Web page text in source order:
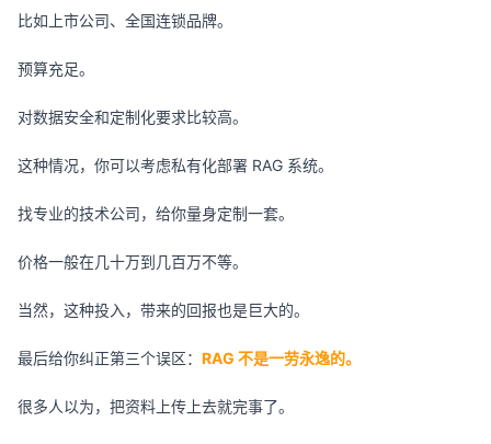
比如上市公司、全国连锁品牌。
预算充足。
对数据安全和定制化要求比较高。
这种情况，你可以考虑私有化部署 RAG 系统。
找专业的技术公司，给你量身定制一套。
价格一般在几十万到几百万不等。
当然，这种投入，带来的回报也是巨大的。
最后给你纠正第三个误区： RAG 不是一劳永逸的。
很多人以为，把资料上传上去就完事了。